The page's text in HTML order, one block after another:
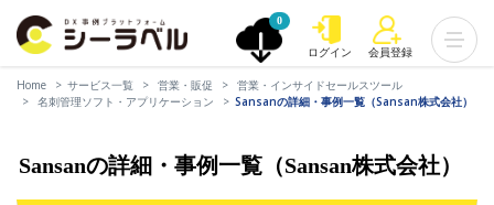
0
ログイン 会員登録
Home サービス一覧 営業・販促
営業・インサイドセールスツール
名刺管理ソフト・アプリケーション
Sansanの詳細・事例一覧（Sansan株式会社）
Sansanの詳細・事例一覧（Sansan株式会社）